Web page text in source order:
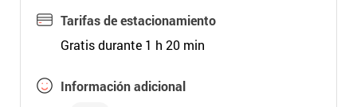
Tarifas de estacionamiento
Gratis durante 1 h 20 min
Información adicional